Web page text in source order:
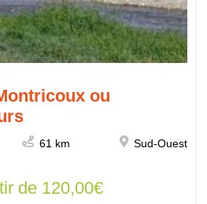
ou
61 km Sud-Ouest
de 120,00€